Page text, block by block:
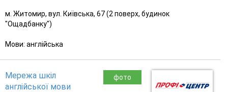
м. Житомир, вул. Київська, 67 (2 поверх, будинок
"Ощадбанку")
Мови: англійська
фото
Мережа шкіл
англійської мови